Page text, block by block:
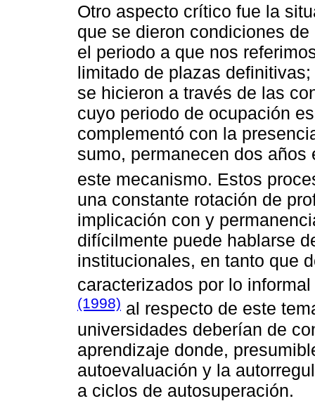
Otro aspecto crítico fue la
que se dieron condiciones
el periodo a que nos
limitado de plazas
se hicieron a través de las
cuyo periodo de ocupación
complementó con la
sumo, permanecen dos
este mecanismo. Estos
una constante rotación de
implicación con y
difícilmente puede hablarse
institucionales, en tanto que
caracterizados por lo
(1998) al respecto de este
universidades deberían de
aprendizaje donde,
autoevaluación y la
a ciclos de autosuperación.